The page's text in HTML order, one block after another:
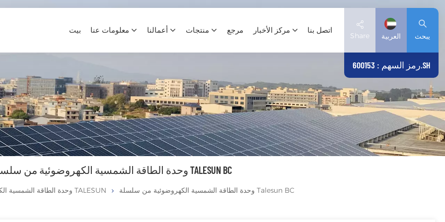
بيت معلومات عنا أعمالنا منتجات مرجع مركز الأخبار اتصل بنا
Share العربية
English
Deutsch
español
日本語
يبحث
رمز السهم : 600153.SH
وحدة الطاقة الشمسية الكهروضوئية من سلسلة TALESUN BC
وحدة الطاقة الشمسية الكهروضوئية من TALESUN وحدة الطاقة الشمسية الكهروضوئية من سلسلة Talesun BC